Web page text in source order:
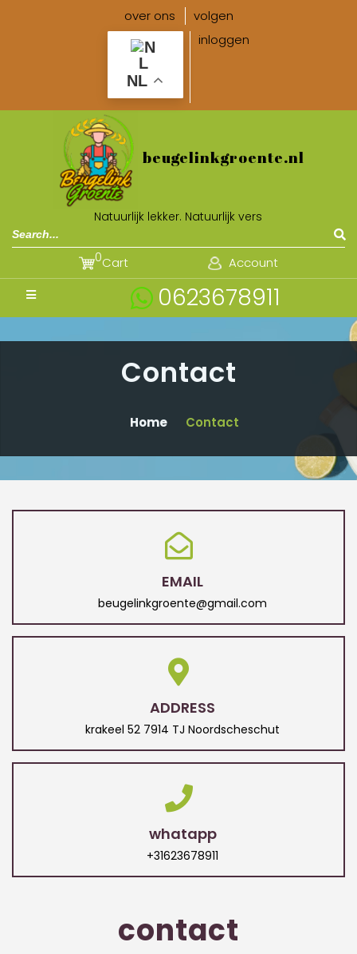
over ons volgen
NL
inloggen
beugelinkgroente.nl
Natuurlijk lekker. Natuurlijk vers
Cart
0 Account
0623678911
Contact
Home Contact
EMAIL
beugelinkgroente@gmail.com
ADDRESS
krakeel 52 7914 TJ Noordscheschut
whatapp
+31623678911
contact